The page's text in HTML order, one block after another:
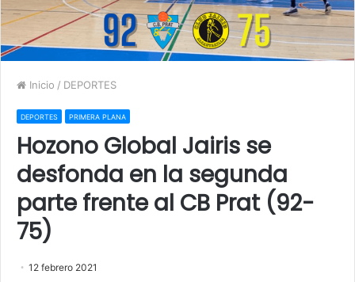
Inicio / DEPORTES
DEPORTES PRIMERA PLANA
Hozono Global Jairis se
desfonda en la segunda
parte frente al CB Prat (92-
75)
12 febrero 2021